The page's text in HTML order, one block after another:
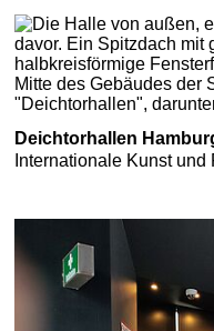
Deichtorhallen
Internationale Kunst und